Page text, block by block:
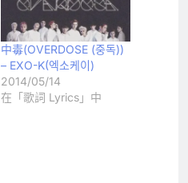
中毒(OVERDOSE (중독))
– EXO-K(엑소케이)
2014/05/14
在「歌詞 Lyrics」中